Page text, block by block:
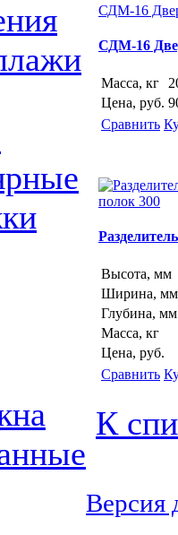
СДМ-16
СДМ-16
Масса, кг
Цена, руб.
Сравнить
Высота, мм
Ширина, мм
Глубина, мм
Масса, кг
Цена, руб.
Сравнить
К
Версия